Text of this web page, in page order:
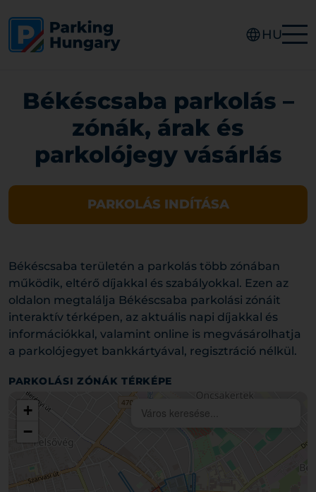
HU
Békéscsaba parkolás –
zónák, árak és
parkolójegy vásárlás
PARKOLÁS INDÍTÁSA
Békéscsaba területén a parkolás több zónában
működik, eltérő díjakkal és szabályokkal. Ezen az
oldalon megtalálja Békéscsaba parkolási zónáit
interaktív térképen, az aktuális napi díjakkal és
információkkal, valamint online is megvásárolhatja
a parkolójegyet bankkártyával, regisztráció nélkül.
PARKOLÁSI ZÓNÁK TÉRKÉPE
+
−